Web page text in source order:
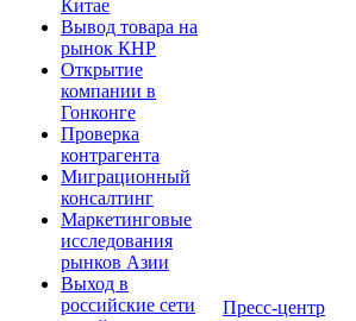
Китае
Вывод товара на
рынок КНР
Открытие
компании в
Гонконге
Проверка
контрагента
Миграционный
консалтинг
Маркетинговые
исследования
рынков Азии
Выход в
российские сети
Пресс-центр